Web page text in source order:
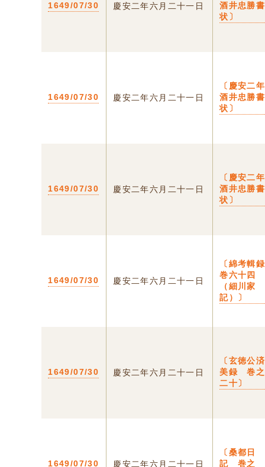
1649/07/30 慶安二年六月二十一日
酒井忠勝書
状〕
1649/07/30 慶安二年六月二十一日
〔慶安二年
酒井忠勝書
状〕
1649/07/30 慶安二年六月二十一日
〔慶安二年
酒井忠勝書
状〕
1649/07/30 慶安二年六月二十一日
〔綿考輯録
巻六十四
（細川家
記）〕
1649/07/30 慶安二年六月二十一日
〔玄徳公済
美録 巻之
二十〕
1649/07/30 慶安二年六月二十一日
〔桑都日
記 巻之